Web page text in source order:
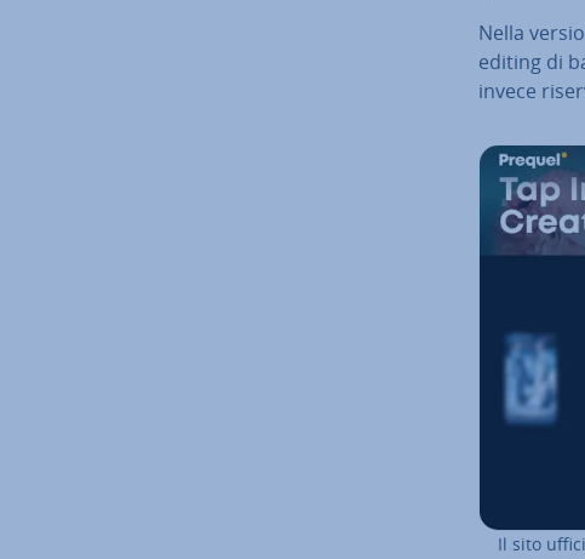
Nella
editing di
invece
Il sito